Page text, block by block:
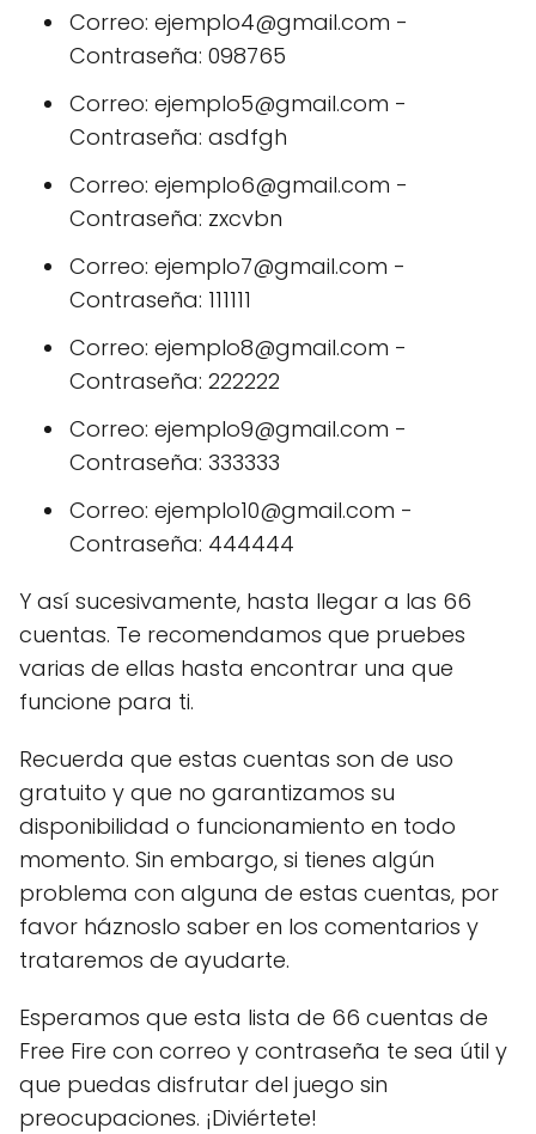
Correo: ejemplo4@gmail.com -
Contraseña: 098765
Correo: ejemplo5@gmail.com -
Contraseña: asdfgh
Correo: ejemplo6@gmail.com -
Contraseña: zxcvbn
Correo: ejemplo7@gmail.com -
Contraseña: 111111
Correo: ejemplo8@gmail.com -
Contraseña: 222222
Correo: ejemplo9@gmail.com -
Contraseña: 333333
Correo: ejemplo10@gmail.com -
Contraseña: 444444
Y así sucesivamente, hasta llegar a las 66
cuentas. Te recomendamos que pruebes
varias de ellas hasta encontrar una que
funcione para ti.
Recuerda que estas cuentas son de uso
gratuito y que no garantizamos su
disponibilidad o funcionamiento en todo
momento. Sin embargo, si tienes algún
problema con alguna de estas cuentas, por
favor háznoslo saber en los comentarios y
trataremos de ayudarte.
Esperamos que esta lista de 66 cuentas de
Free Fire con correo y contraseña te sea útil y
que puedas disfrutar del juego sin
preocupaciones. ¡Diviértete!